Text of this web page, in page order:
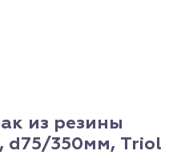
из резины
d75/350мм, Triol